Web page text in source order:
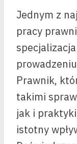
Jednym z
pracy
Prawnik,
takimi
jak i
istotny